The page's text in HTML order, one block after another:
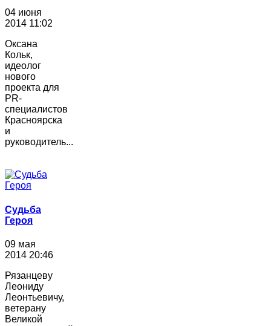
04 июня
2014 11:02
Оксана
Кольк,
идеолог
нового
проекта для
PR-
специалистов
Красноярска
и
руководитель...
Судьба
Героя
09 мая
2014 20:46
Рязанцеву
Леониду
Леонтьевичу,
ветерану
Великой